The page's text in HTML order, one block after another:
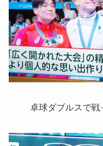
卓球ダブルスで戦